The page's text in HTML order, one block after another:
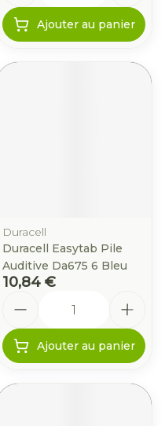
Ajouter au panier
Duracell
Duracell Easytab Pile
Auditive Da675 6 Bleu
10,84 €
Ajouter au panier